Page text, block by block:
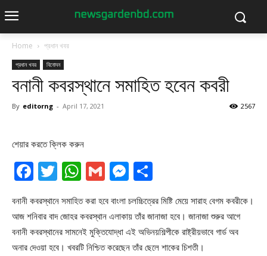
Home প্রধান খবর
প্রধান খবর বিনোদন
বনানী কবরস্থানে সমাহিত হবেন কবরী
By editorng - April 17, 2021 2567
শেয়ার করতে ক্লিক করুন
Facebook
Twitter
WhatsApp
GmailMessenger
বনানী কবরস্থানে সমাহিত করা হবে বাংলা চলচ্চিত্রের মিষ্টি মেয়ে সারাহ বেগম কবরীকে।
আজ শনিবার বাদ জোহর কবরস্থান এলাকায় তাঁর জানাজা হবে। জানাজা শুরুর আগে
বনানী কবরস্থানের সামনেই মুক্তিযোদ্ধা এই অভিনয়শিল্পীকে রাষ্ট্রীয়ভাবে গার্ড অব
অনার দেওয়া হবে। খবরটি নিশ্চিত করেছেন তাঁর ছেলে শাকের চিশতী।